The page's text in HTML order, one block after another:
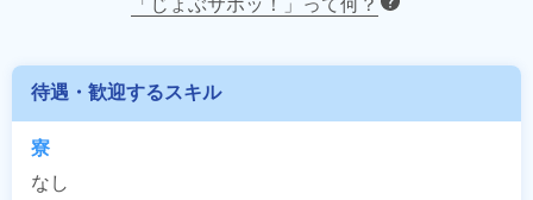
待遇・歓迎するスキル
寮
なし